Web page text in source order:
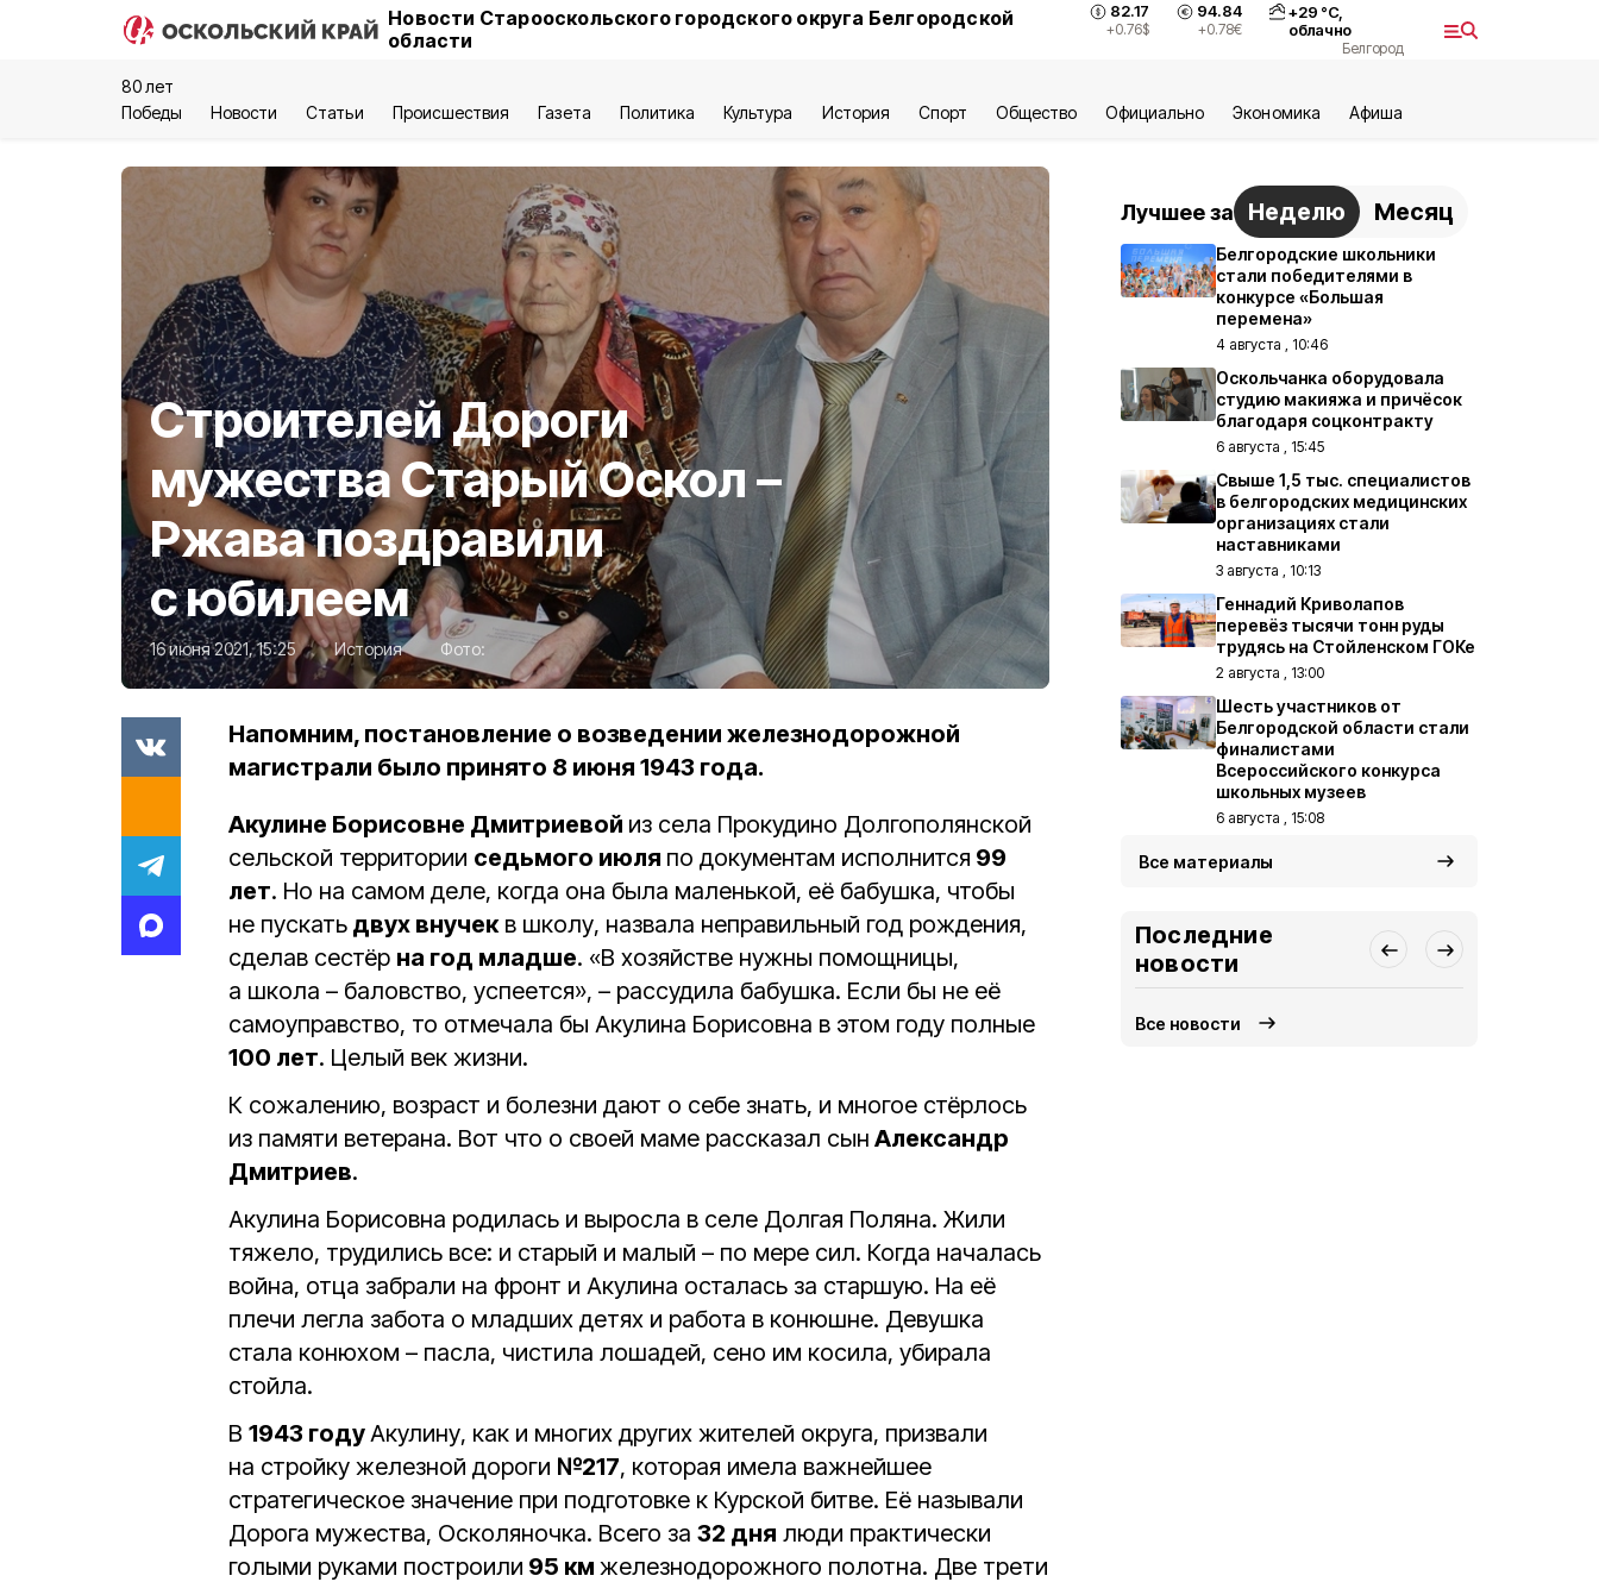
Новости Старооскольского городского округа Белгородской
области
82.17
+0.76$
94.84
+0.78€
+29 °С,
облачно
Белгород
80 лет
Победы
Новости Статьи Происшествия Газета Политика Культура История Спорт Общество Официально Экономика Aфиша
Строителей Дороги
мужества Старый Оскол –
Ржава поздравили
с юбилеем
16 июня 2021, 15:25 История Фото:
Напомним, постановление о возведении железнодорожной
магистрали было принято 8 июня 1943 года.
Акулине Борисовне Дмитриевой из села Прокудино Долгополянской
сельской территории седьмого июля по документам исполнится 99
лет. Но на самом деле, когда она была маленькой, её бабушка, чтобы
не пускать двух внучекв школу, назвала неправильный год рождения,
сделав сестёр на год младше. «В хозяйстве нужны помощницы,
а школа – баловство, успеется», – рассудила бабушка. Если бы не её
самоуправство, то отмечала бы Акулина Борисовна в этом году полные
100 лет. Целый век жизни.
К сожалению, возраст и болезни дают о себе знать, и многое стёрлось
из памяти ветерана. Вот что о своей маме рассказал сын Александр
Дмитриев.
Акулина Борисовна родилась и выросла в селе Долгая Поляна. Жили
тяжело, трудились все: и старый и малый – по мере сил. Когда началась
война, отца забрали на фронт и Акулина осталась за старшую. На её
плечи легла забота о младших детях и работа в конюшне. Девушка
стала конюхом – пасла, чистила лошадей, сено им косила, убирала
стойла.
В 1943 году Акулину, как и многих других жителей округа, призвали
на стройку железной дороги №217, которая имела важнейшее
стратегическое значение при подготовке к Курской битве. Её называли
Дорога мужества, Осколяночка. Всего за 32 дня люди практически
голыми руками построили 95 км железнодорожного полотна. Две трети
Лучшее за Неделю Месяц
Белгородские школьники
стали победителями в
конкурсе «Большая
перемена»
4 августа , 10:46
Оскольчанка оборудовала
студию макияжа и причёсок
благодаря соцконтракту
6 августа , 15:45
Свыше 1,5 тыс. специалистов
в белгородских медицинских
организациях стали
наставниками
3 августа , 10:13
Геннадий Криволапов
перевёз тысячи тонн руды
трудясь на Стойленском ГОКе
2 августа , 13:00
Шесть участников от
Белгородской области стали
финалистами
Всероссийского конкурса
школьных музеев
6 августа , 15:08
Все материалы
Последние
новости
Все новости